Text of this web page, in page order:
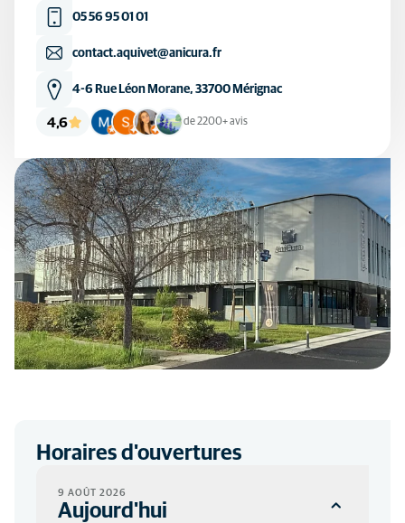
05 56 95 01 01
contact.aquivet@anicura.fr
4-6 Rue Léon Morane, 33700 Mérignac
4,6 de 2200+ avis
Horaires d'ouvertures
9 AOÛT 2026
Aujourd'hui